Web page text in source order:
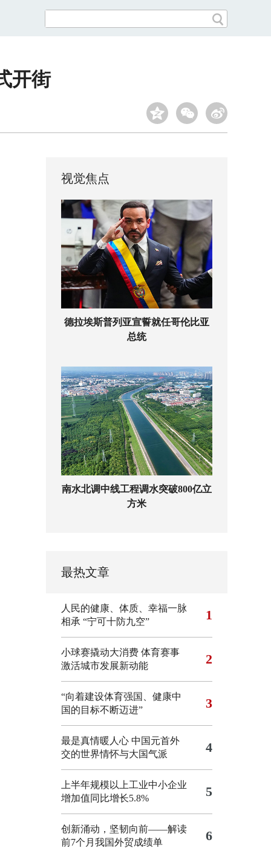
开街
视觉焦点
德拉埃斯普列亚宣誓就任哥伦比亚
总统
南水北调中线工程调水突破800亿立
方米
最热文章
人民的健康、体质、幸福一脉
相承 “宁可十防九空” 1
小球赛撬动大消费 体育赛事
激活城市发展新动能
2
“向着建设体育强国、健康中
国的目标不断迈进”
3
最是真情暖人心 中国元首外
交的世界情怀与大国气派
4
上半年规模以上工业中小企业
增加值同比增长5.8%
5
创新涌动，坚韧向前——解读
前7个月我国外贸成绩单
6